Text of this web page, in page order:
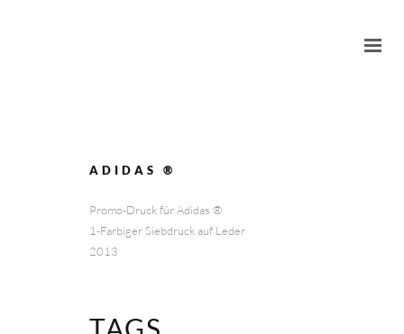
ADIDAS ®
Promo-Druck für Adidas ®
1-Farbiger Siebdruck auf Leder
2013